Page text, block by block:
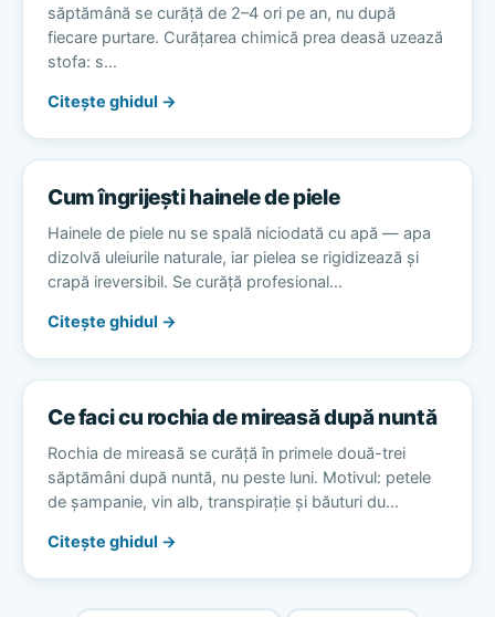
săptămână se curăță de 2–4 ori pe an, nu după
fiecare purtare. Curățarea chimică prea deasă uzează
stofa: s…
Citește ghidul →
Cum îngrijești hainele de piele
Hainele de piele nu se spală niciodată cu apă — apa
dizolvă uleiurile naturale, iar pielea se rigidizează și
crapă ireversibil. Se curăță profesional…
Citește ghidul →
Ce faci cu rochia de mireasă după nuntă
Rochia de mireasă se curăță în primele două-trei
săptămâni după nuntă, nu peste luni. Motivul: petele
de șampanie, vin alb, transpirație și băuturi du…
Citește ghidul →